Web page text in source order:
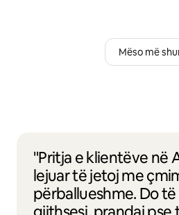
Mëso më
"Pritja e klientëve në
lejuar të jetoj me
përballueshme. Do